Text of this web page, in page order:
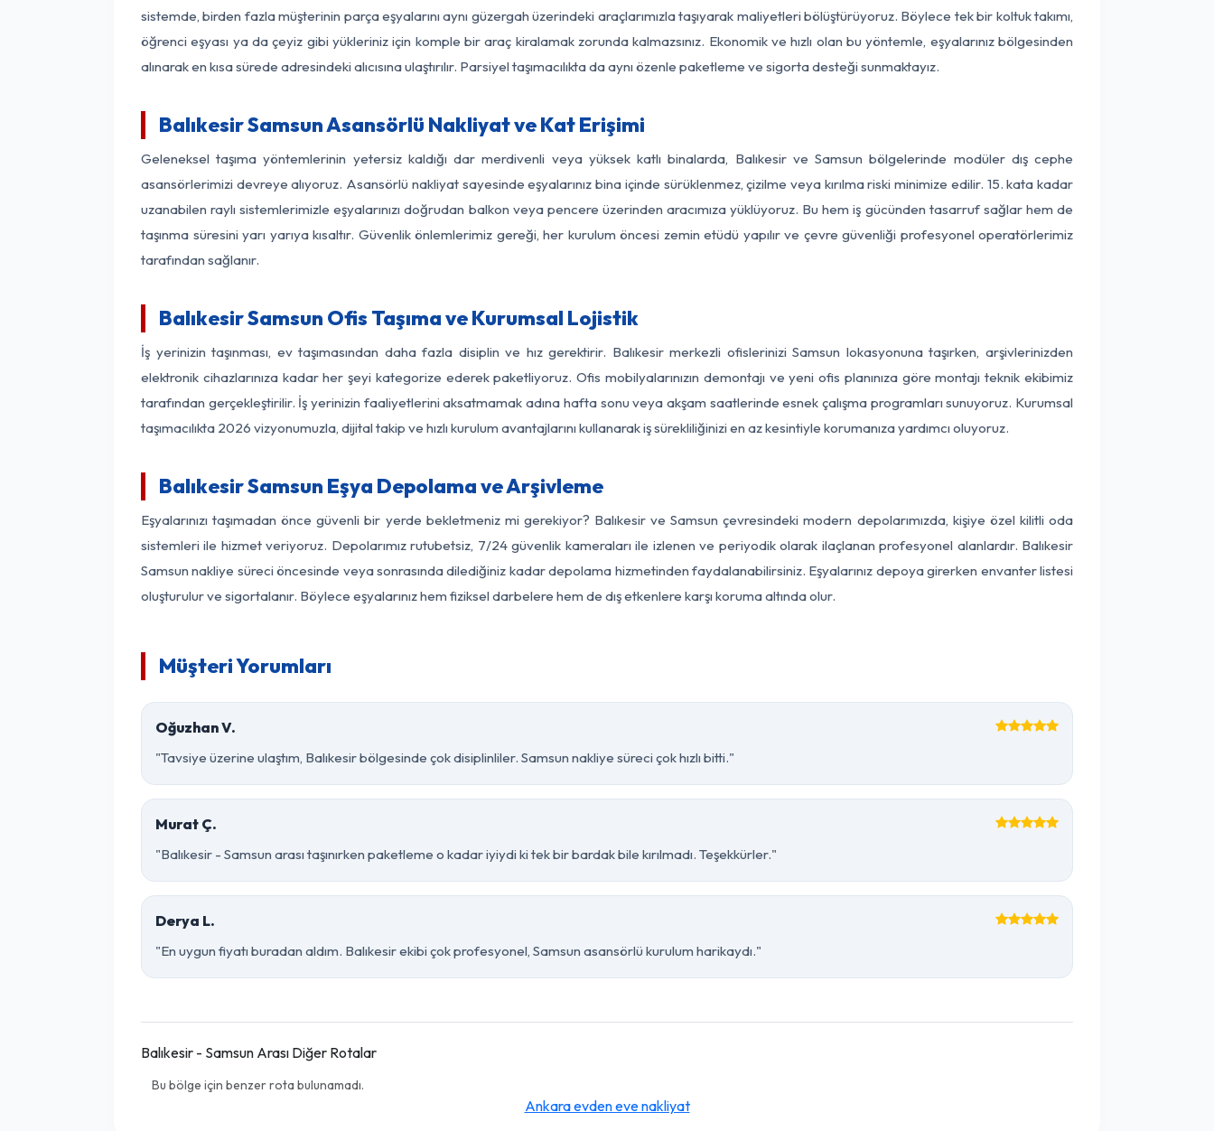
sistemde, birden fazla müşterinin parça eşyalarını aynı güzergah üzerindeki araçlarımızla taşıyarak maliyetleri bölüştürüyoruz. Böylece tek bir koltuk takımı,
öğrenci eşyası ya da çeyiz gibi yükleriniz için komple bir araç kiralamak zorunda kalmazsınız. Ekonomik ve hızlı olan bu yöntemle, eşyalarınız bölgesinden
alınarak en kısa sürede adresindeki alıcısına ulaştırılır. Parsiyel taşımacılıkta da aynı özenle paketleme ve sigorta desteği sunmaktayız.
Balıkesir Samsun Asansörlü Nakliyat ve Kat Erişimi
Geleneksel taşıma yöntemlerinin yetersiz kaldığı dar merdivenli veya yüksek katlı binalarda, Balıkesir ve Samsun bölgelerinde modüler dış cephe
asansörlerimizi devreye alıyoruz. Asansörlü nakliyat sayesinde eşyalarınız bina içinde sürüklenmez, çizilme veya kırılma riski minimize edilir. 15. kata kadar
uzanabilen raylı sistemlerimizle eşyalarınızı doğrudan balkon veya pencere üzerinden aracımıza yüklüyoruz. Bu hem iş gücünden tasarruf sağlar hem de
taşınma süresini yarı yarıya kısaltır. Güvenlik önlemlerimiz gereği, her kurulum öncesi zemin etüdü yapılır ve çevre güvenliği profesyonel operatörlerimiz
tarafından sağlanır.
Balıkesir Samsun Ofis Taşıma ve Kurumsal Lojistik
İş yerinizin taşınması, ev taşımasından daha fazla disiplin ve hız gerektirir. Balıkesir merkezli ofislerinizi Samsun lokasyonuna taşırken, arşivlerinizden
elektronik cihazlarınıza kadar her şeyi kategorize ederek paketliyoruz. Ofis mobilyalarınızın demontajı ve yeni ofis planınıza göre montajı teknik ekibimiz
tarafından gerçekleştirilir. İş yerinizin faaliyetlerini aksatmamak adına hafta sonu veya akşam saatlerinde esnek çalışma programları sunuyoruz. Kurumsal
taşımacılıkta 2026 vizyonumuzla, dijital takip ve hızlı kurulum avantajlarını kullanarak iş sürekliliğinizi en az kesintiyle korumanıza yardımcı oluyoruz.
Balıkesir Samsun Eşya Depolama ve Arşivleme
Eşyalarınızı taşımadan önce güvenli bir yerde bekletmeniz mi gerekiyor? Balıkesir ve Samsun çevresindeki modern depolarımızda, kişiye özel kilitli oda
sistemleri ile hizmet veriyoruz. Depolarımız rutubetsiz, 7/24 güvenlik kameraları ile izlenen ve periyodik olarak ilaçlanan profesyonel alanlardır. Balıkesir
Samsun nakliye süreci öncesinde veya sonrasında dilediğiniz kadar depolama hizmetinden faydalanabilirsiniz. Eşyalarınız depoya girerken envanter listesi
oluşturulur ve sigortalanır. Böylece eşyalarınız hem fiziksel darbelere hem de dış etkenlere karşı koruma altında olur.
Müşteri Yorumları
Oğuzhan V.
"Tavsiye üzerine ulaştım, Balıkesir bölgesinde çok disiplinliler. Samsun nakliye süreci çok hızlı bitti."
Murat Ç.
"Balıkesir - Samsun arası taşınırken paketleme o kadar iyiydi ki tek bir bardak bile kırılmadı. Teşekkürler."
Derya L.
"En uygun fiyatı buradan aldım. Balıkesir ekibi çok profesyonel, Samsun asansörlü kurulum harikaydı."
Balıkesir - Samsun Arası Diğer Rotalar
Bu bölge için benzer rota bulunamadı.
Ankara evden eve nakliyat